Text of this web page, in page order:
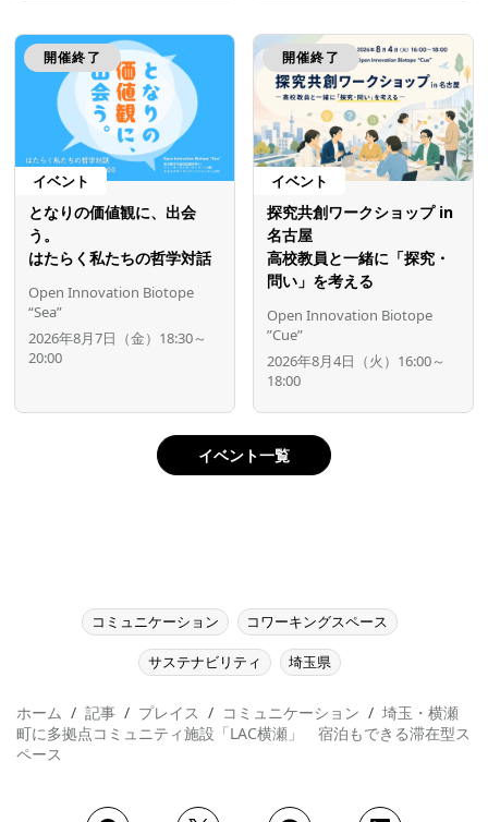
開催終了
イベント
となりの価値観に、出会
う。
はたらく私たちの哲学対話
Open Innovation Biotope
“Sea”
2026年8月7日（金）18:30～
20:00
開催終了
イベント
探究共創ワークショップ in
名古屋
高校教員と一緒に「探究・
問い」を考える
Open Innovation Biotope
”Cue”
2026年8月4日（火）16:00～
18:00
イベント一覧
コミュニケーション コワーキングスペース
サステナビリティ 埼玉県
ホーム 記事 プレイス コミュニケーション
埼玉・横瀬
町に多拠点コミュニティ施設「LAC横瀬」 宿泊もできる滞在型ス
ペース